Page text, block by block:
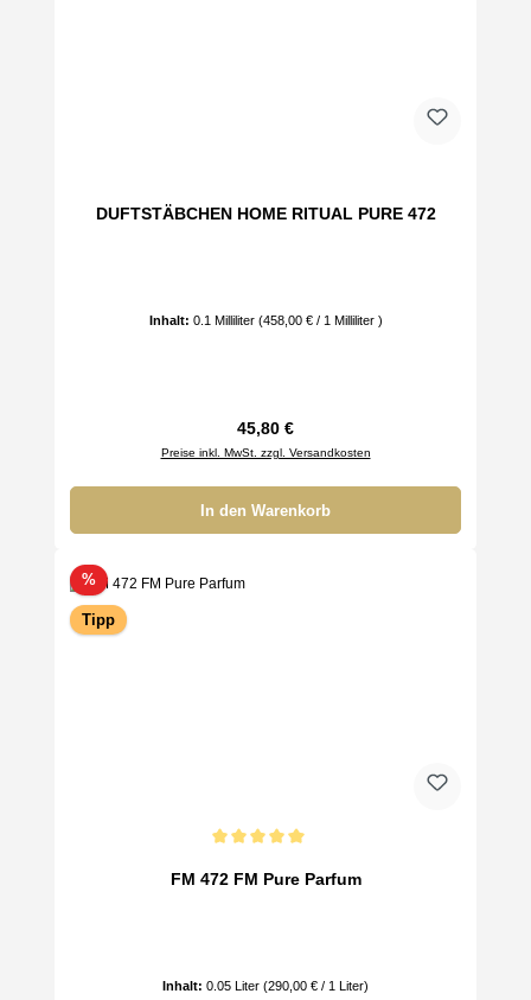
DUFTSTÄBCHEN HOME RITUAL PURE 472
Inhalt: 0.1 Milliliter (458,00 € / 1 Milliliter )
Regulärer Preis:
45,80 €
Preise inkl. MwSt. zzgl. Versandkosten
In den Warenkorb
%Rabatt
Tipp
FM 472 FM Pure Parfum
Inhalt: 0.05 Liter (290,00 € / 1 Liter)